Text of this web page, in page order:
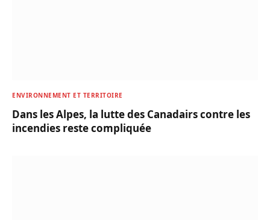
ENVIRONNEMENT ET TERRITOIRE
Dans les Alpes, la lutte des Canadairs contre les
incendies reste compliquée